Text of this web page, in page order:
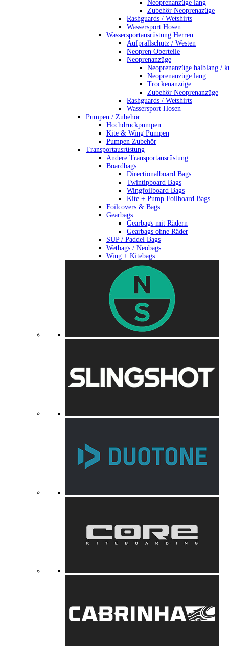
Neoprenanzüge lang
Zubehör Neoprenazüge
Rashguards / Wetshirts
Wassersport Hosen
Wassersportausrüstung Herren
Aufprallschutz / Westen
Neopren Oberteile
Neoprenanzüge
Neoprenanzüge halblang /
Neoprenanzüge lang
Trockenanzüge
Zubehör Neoprenanzüge
Rashguards / Wetshirts
Wassersport Hosen
Pumpen / Zubehör
Hochdruckpumpen
Kite & Wing Pumpen
Pumpen Zubehör
Transportausrüstung
Andere Transportausrüstung
Boardbags
Directionalboard Bags
Twintipboard Bags
Wingfoilboard Bags
Kite + Pump Foilboard Bags
Foilcovers & Bags
Gearbags
Gearbags mit Rädern
Gearbags ohne Räder
SUP / Paddel Bags
Wetbags / Neobags
Wing + Kitebags